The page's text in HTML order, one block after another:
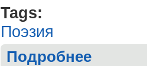
Tags:
Поэзия
Подробнее